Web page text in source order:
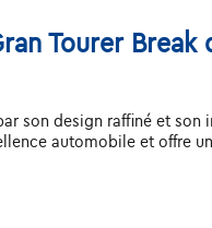
Tourer Break
son design raffiné et son
automobile et offre